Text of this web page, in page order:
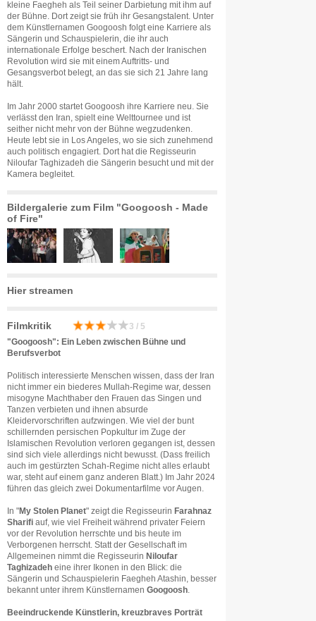
kleine Faegheh als Teil seiner Darbietung mit ihm auf
der Bühne. Dort zeigt sie früh ihr Gesangstalent. Unter
dem Künstlernamen Googoosh folgt eine Karriere als
Sängerin und Schauspielerin, die ihr auch
internationale Erfolge beschert. Nach der Iranischen
Revolution wird sie mit einem Auftritts- und
Gesangsverbot belegt, an das sie sich 21 Jahre lang
hält.
Im Jahr 2000 startet Googoosh ihre Karriere neu. Sie
verlässt den Iran, spielt eine Welttournee und ist
seither nicht mehr von der Bühne wegzudenken.
Heute lebt sie in Los Angeles, wo sie sich zunehmend
auch politisch engagiert. Dort hat die Regisseurin
Niloufar Taghizadeh die Sängerin besucht und mit der
Kamera begleitet.
Bildergalerie zum Film "Googoosh - Made
of Fire"
Hier streamen
Filmkritik 3 / 5
"Googoosh": Ein Leben zwischen Bühne und
Berufsverbot
Politisch interessierte Menschen wissen, dass der Iran
nicht immer ein biederes Mullah-Regime war, dessen
misogyne Machthaber den Frauen das Singen und
Tanzen verbieten und ihnen absurde
Kleidervorschriften aufzwingen. Wie viel der bunt
schillernden persischen Popkultur im Zuge der
Islamischen Revolution verloren gegangen ist, dessen
sind sich viele allerdings nicht bewusst. (Dass freilich
auch im gestürzten Schah-Regime nicht alles erlaubt
war, steht auf einem ganz anderen Blatt.) Im Jahr 2024
führen das gleich zwei Dokumentarfilme vor Augen.
In "My Stolen Planet" zeigt die Regisseurin Farahnaz
Sharifi auf, wie viel Freiheit während privater Feiern
vor der Revolution herrschte und bis heute im
Verborgenen herrscht. Statt der Gesellschaft im
Allgemeinen nimmt die Regisseurin Niloufar
Taghizadeh eine ihrer Ikonen in den Blick: die
Sängerin und Schauspielerin Faegheh Atashin, besser
bekannt unter ihrem Künstlernamen Googoosh
Beeindruckende Künstlerin, kreuzbraves Porträt